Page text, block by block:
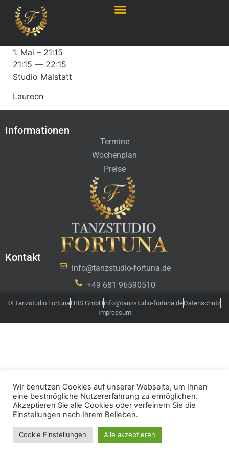
1. Mai – 21:15
21:15 — 22:15
Studio Malstatt
Laureen
Informationen
Termine
Wochenplan
Preise
Kontakt
info@tanzstudio-fortuna.de
+49 681 96590510
© Tanzstudio Fortuna HBS GmbHinfo@tanzstudio-fortuna.deDatenschutz
Impressum
Wir benutzen Cookies auf unserer Webseite, um Ihnen
eine bestmögliche Nutzererfahrung zu ermöglichen.
Akzeptieren Sie alle Cookies oder verfeinern Sie die
Einstellungen nach Ihrem Belieben.
Cookie Einstellungen Alle akzeptieren